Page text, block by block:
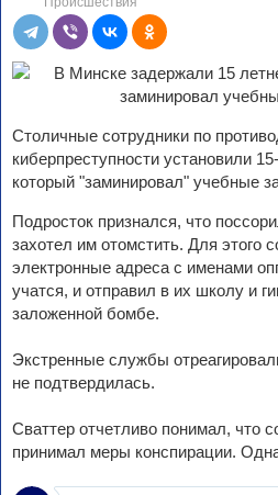
Столичные сотрудники по
киберпреступности установили
который "заминировал" учебные
Подросток признался, что
захотел им отомстить. Для этого
электронные адреса с именами
учатся, и отправил в их школу и
заложенной бомбе.
Экстренные службы
не подтвердилась.
Сваттер отчетливо понимал, что
принимал меры конспирации.